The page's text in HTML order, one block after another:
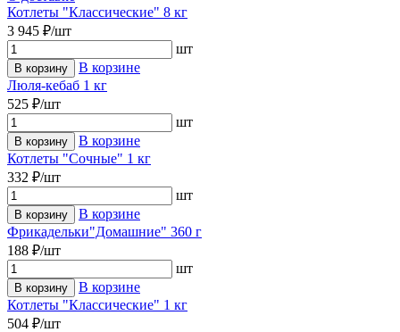
Котлеты "Классические" 8 кг
3 945 ₽/шт
шт
В корзину
В корзине
Люля-кебаб 1 кг
525 ₽/шт
шт
В корзину
В корзине
Котлеты "Сочные" 1 кг
332 ₽/шт
шт
В корзину
В корзине
Фрикадельки"Домашние" 360 г
188 ₽/шт
шт
В корзину
В корзине
Котлеты "Классические" 1 кг
504 ₽/шт